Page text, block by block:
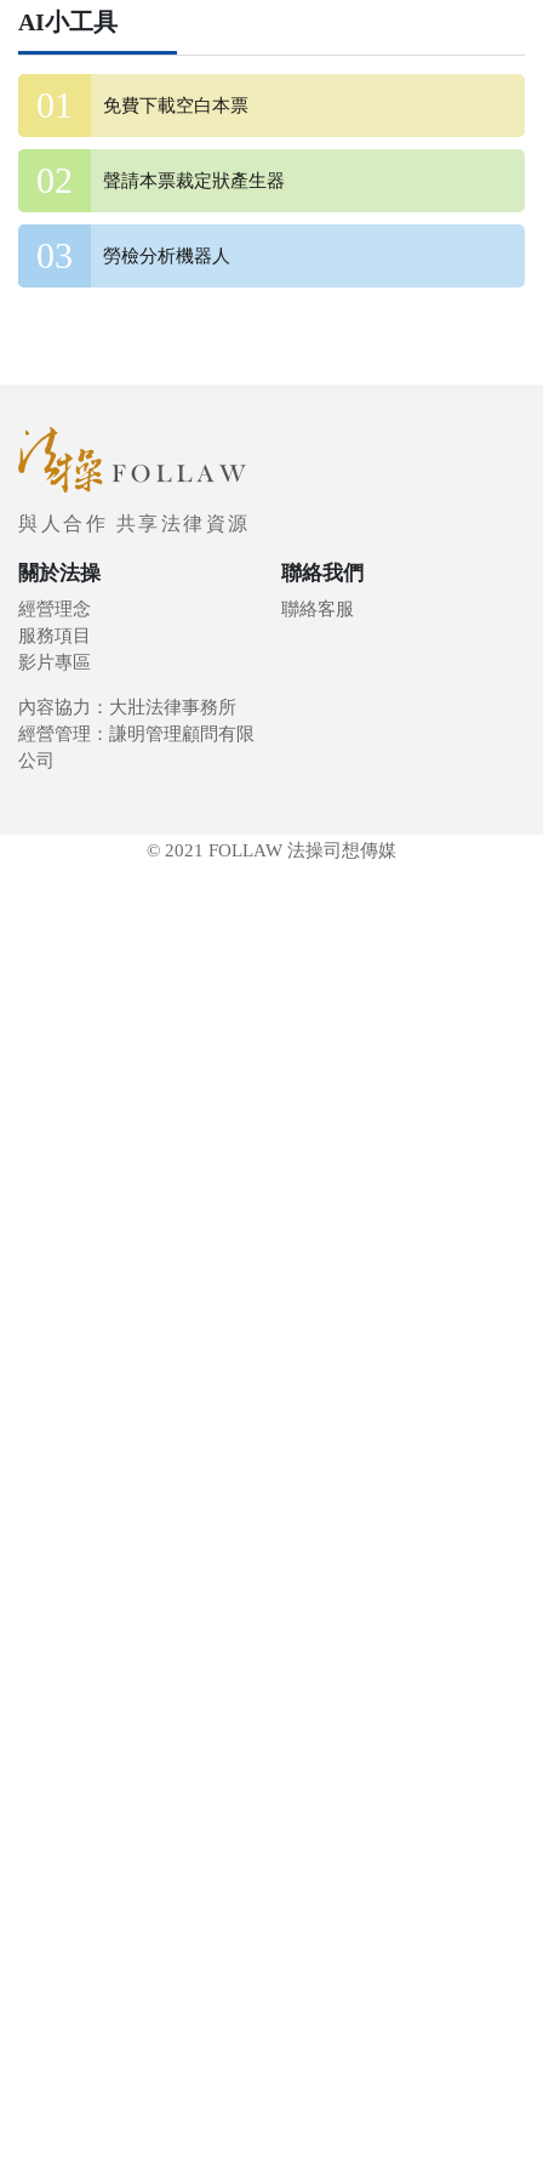
AI小工具
免費下載空白本票
聲請本票裁定狀產生器
勞檢分析機器人
與人合作 共享法律資源
關於法操
經營理念
服務項目
影片專區
聯絡我們
聯絡客服
內容協力：大壯法律事務所
經營管理：謙明管理顧問有限
公司
© 2021 FOLLAW 法操司想傳媒